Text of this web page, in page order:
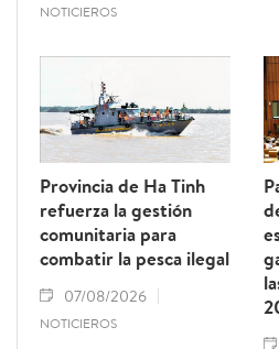
NOTICIEROS
Provincia de Ha Tinh
refuerza la gestión
comunitaria para
combatir la pesca ilegal
07/08/2026
NOTICIEROS